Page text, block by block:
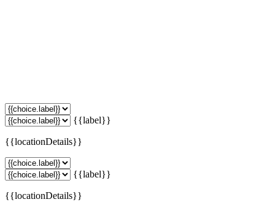
{{label}}
{{locationDetails}}
{{label}}
{{locationDetails}}